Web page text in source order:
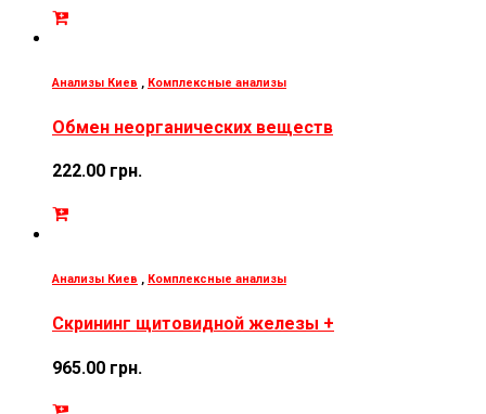
Анализы Киев , Комплексные анализы
Обмен неорганических веществ
222.00 грн.
Анализы Киев , Комплексные анализы
Скрининг щитовидной железы +
965.00 грн.